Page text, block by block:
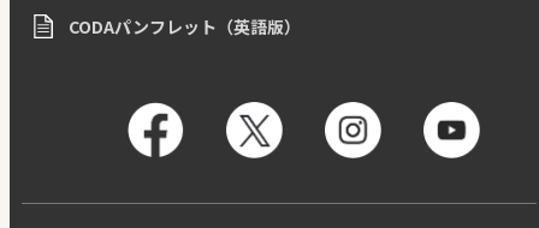
CODAパンフレット（英語版）